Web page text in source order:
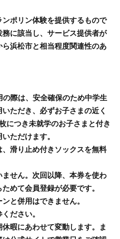
ポリン体験を提供するもので
に該当し、サービス提供者が
浜松市と相当程度関連性のあ
際は、安全確保のため中学生
ただき、必ずお子さまの近く
につき未就学のお子さまと付き
ただけます。
滑り止め付きソックスを無料
せん。次回以降、本券を使わ
めて会員登録が必要です。
と併用はできません。
ださい。
暇にあわせて変動します。ま